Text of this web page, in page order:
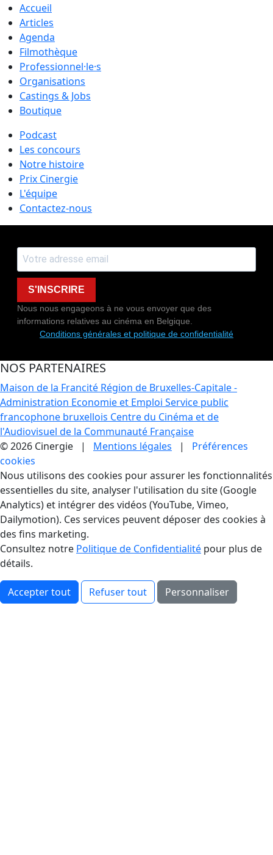
Accueil
Articles
Agenda
Filmothèque
Professionnel·le·s
Organisations
Castings & Jobs
Boutique
Podcast
Les concours
Notre histoire
Prix Cinergie
L'équipe
Contactez-nous
S'INSCRIRE
Nous nous engageons à ne vous envoyer que des
informations relatives au cinéma en Belgique.
Conditions générales et politique de confidentialité
NOS PARTENAIRES
Maison de la Francité Région de Bruxelles-Capitale -
Administration Economie et Emploi Service public
francophone bruxellois Centre du Cinéma et de
l'Audiovisuel de la Communauté Française
© 2026 Cinergie | Mentions légales | Préférences
cookies
Gestion des Cookies
Nous utilisons des cookies pour assurer les fonctionnalités
essentielles du site, analyser l'utilisation du site (Google
Analytics) et intégrer des vidéos (YouTube, Vimeo,
Dailymotion). Ces services peuvent déposer des cookies à
des fins marketing.
Consultez notre Politique de Confidentialité pour plus de
détails.
Accepter tout Refuser tout Personnaliser